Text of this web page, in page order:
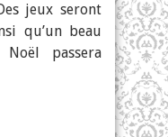
jeux seront
qu’un beau
passera